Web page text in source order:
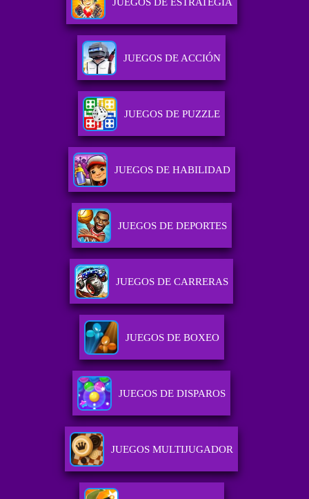
JUEGOS DE ESTRATEGIA
JUEGOS DE ACCIÓN
JUEGOS DE PUZZLE
JUEGOS DE HABILIDAD
JUEGOS DE DEPORTES
JUEGOS DE CARRERAS
JUEGOS DE BOXEO
JUEGOS DE DISPAROS
JUEGOS MULTIJUGADOR